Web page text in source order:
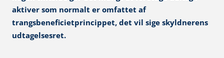
aktiver som normalt er omfattet af
trangsbeneficietprincippet, det vil sige skyldnerens
udtagelsesret.